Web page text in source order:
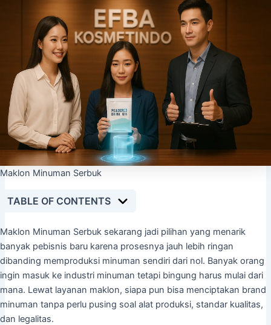
Maklon Minuman Serbuk
TABLE OF CONTENTS
Maklon Minuman Serbuk sekarang jadi pilihan yang menarik
banyak pebisnis baru karena prosesnya jauh lebih ringan
dibanding memproduksi minuman sendiri dari nol. Banyak orang
ingin masuk ke industri minuman tetapi bingung harus mulai dari
mana. Lewat layanan maklon, siapa pun bisa menciptakan brand
minuman tanpa perlu pusing soal alat produksi, standar kualitas,
dan legalitas.